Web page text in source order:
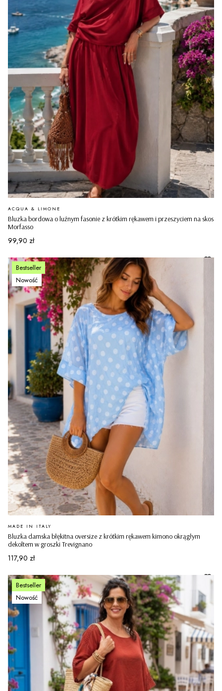
Bluzka bordowa o luźnym fasonie z krótkim rękawem i przeszyciem na skos
Morfasso
PRODUCENT
ACQUA & LIMONE
Cena
99,90 zł
Bestseller
Nowość
Bluzka damska błękitna oversize z krótkim rękawem kimono okrągłym
dekoltem w groszki Trevignano
PRODUCENT
MADE IN ITALY
Cena
117,90 zł
Bestseller
Nowość